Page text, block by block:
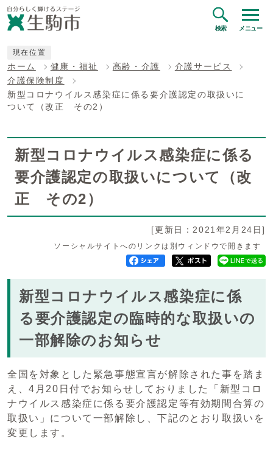
検索 メニュー
現在位置
ホーム 健康・福祉 高齢・介護
介護サービス
介護保険制度
新型コロナウイルス感染症に係る要介護認定の取扱いに
ついて（改正 その2）
新型コロナウイルス感染症に係る
要介護認定の取扱いについて（改
正 その2）
[更新日：2021年2月24日]
ソーシャルサイトへのリンクは別ウィンドウで開きます
新型コロナウイルス感染症に係
る要介護認定の臨時的な取扱いの
一部解除のお知らせ
全国を対象とした緊急事態宣言が解除された事を踏ま
え、4月20日付でお知らせしておりました「新型コロ
ナウイルス感染症に係る要介護認定等有効期間合算の
取扱い」について一部解除し、下記のとおり取扱いを
変更します。